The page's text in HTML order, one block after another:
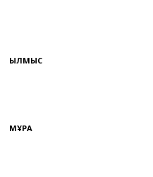
ҚЫЛМЫС
МҰРА